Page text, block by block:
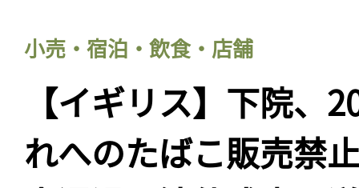
小売・宿泊・飲食・店舗
【イギリス】下院、
れへのたばこ販売禁